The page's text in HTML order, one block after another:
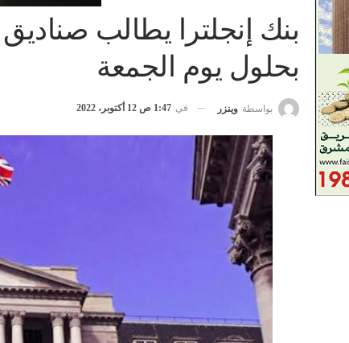
بنك إنجلترا يطالب صناديق
بحلول يوم الجمعة
بواسطة وينزر في 1:47 ص 12 أكتوبر، 2022